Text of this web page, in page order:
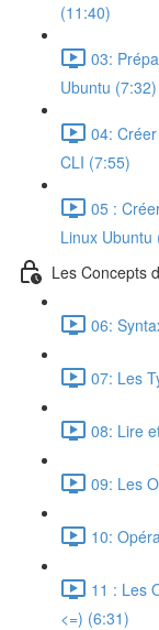
(11:40)
03:
Ubuntu (7:32)
04:
CLI (7:55)
05 :
Linux Ubuntu
Les Concepts
06:
07: Les
08: Lire
09: Les
10:
11 : Les
<=) (6:31)